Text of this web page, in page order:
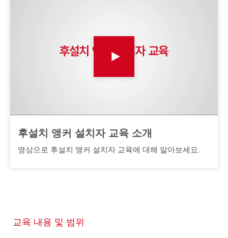
후설치 앵커 설치자 교육 소개
영상으로 후설치 앵커 설치자 교육에 대해 알아보세요.
교육 내용 및 범위